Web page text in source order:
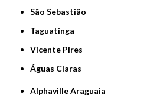
São Sebastião
Taguatinga
Vicente Pires
Águas Claras
Alphaville Araguaia